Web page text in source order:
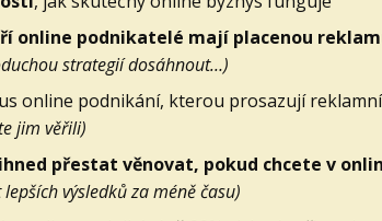
online podnikatelé mají placenou
strategií dosáhnout…)
online podnikání, kterou prosazují
jim věřili)
přestat věnovat, pokud chcete v
výsledků za méně času)